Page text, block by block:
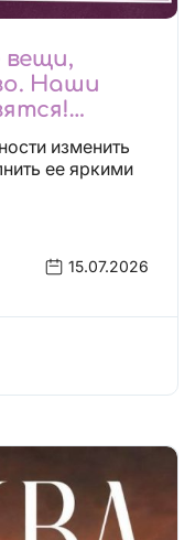
вещи,
Наши
изменить
ее яркими
15.07.2026